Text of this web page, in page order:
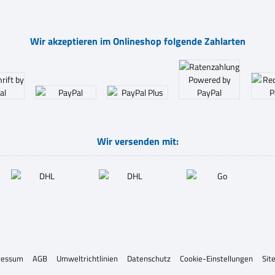
Wir akzeptieren im Onlineshop folgende Zahlarten
Wir versenden mit:
AGB Umweltrichtlinien Datenschutz Cookie-Einstellungen